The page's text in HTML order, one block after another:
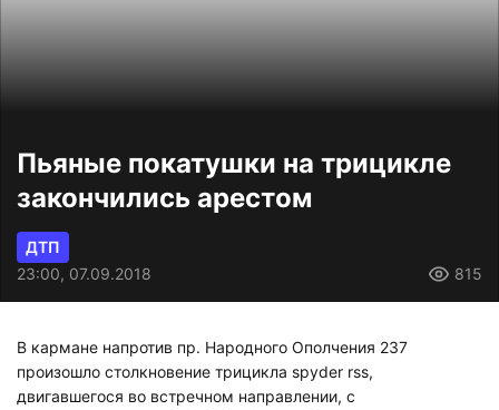
Пьяные покатушки на трицикле
закончились арестом
ДТП
23:00, 07.09.2018
815
В кармане напротив пр. Народного Ополчения 237
произошло столкновение трицикла spyder rss,
двигавшегося во встречном направлении, с